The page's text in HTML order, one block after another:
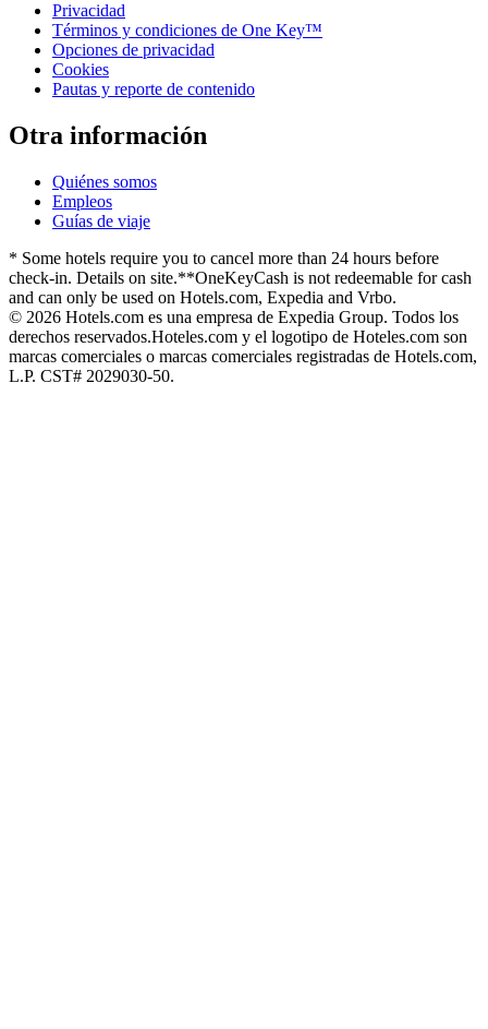
Privacidad
Términos y condiciones de One Key™
Opciones de privacidad
Cookies
Pautas y reporte de contenido
Otra información
Quiénes somos
Empleos
Guías de viaje
* Some hotels require you to cancel more than 24 hours before
check-in. Details on site.**OneKeyCash is not redeemable for cash
and can only be used on Hotels.com, Expedia and Vrbo.
© 2026 Hotels.com es una empresa de Expedia Group. Todos los
derechos reservados.Hoteles.com y el logotipo de Hoteles.com son
marcas comerciales o marcas comerciales registradas de Hotels.com,
L.P. CST# 2029030-50.